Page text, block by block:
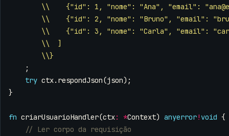
\\    {"id": 1, "nome": "Ana", "email": "
\\    {"id": 2, "nome": "Bruno", "email": "
\\    {"id": 3, "nome": "Carla", "email": "
\\  ]
\\}
;
try ctx. respondJson(json);
}
fn criarUsuarioHandler(ctx: *Context) anyerror! void {